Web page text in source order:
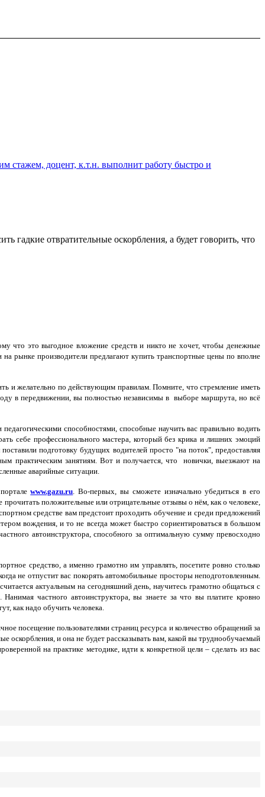
стажем, доцент, к.т.н. выполнит работу быстро и
гадкие отвратительные оскорбления, а будет говорить, что
что это выгодное вложение средств и никто не хочет, чтобы денежные
рынке производители предлагают купить транспортные цены по вполне
и желательно по действующим правилам. Помните, что стремление иметь
в передвижении, вы полностью независимы в выборе маршрута, но всё
способностями, способные научить вас правильно водить
себе профессионального мастера, который без крика и лишних эмоций
подготовку будущих водителей просто "на поток", предоставляя
практическим занятиям. Вот и получается, что новички, выезжают на
аварийные ситуации.
порталеwww.gazu.ru. Во-первых, вы сможете изначально убедиться в его
положительные или отрицательные отзывы о нём, как о человеке,
средстве вам предстоит проходить обучение и среди предложений
вождения, и то не всегда может быстро сориентироваться в большом
автоинструктора, способного за оптимальную сумму превосходно
средство, а именно грамотно им управлять, посетите ровно столько
не отпустит вас покорять автомобильные просторы неподготовленным.
актуальным на сегодняшний день, научитесь грамотно общаться с
частного автоинструктора, вы знаете за что вы платите кровно
как надо обучить человека.
посещение пользователями страниц ресурса и количество обращений за
оскорбления, и она не будет рассказывать вам, какой вы труднообучаемый
на практике методике, идти к конкретной цели – сделать из вас